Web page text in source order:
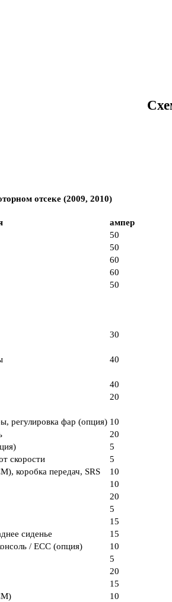
отсеке (2009, 2010)
ампер
50
50
60
60
50
30
40
40
20
регулировка фар (опция) 10
20
5
скорости
5
коробка передач, SRS
10
10
20
5
15
сиденье
15
/ ECC (опция)
10
5
20
15
10